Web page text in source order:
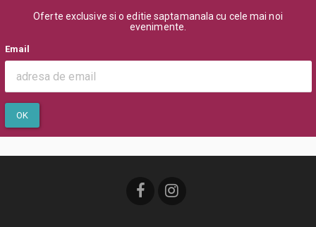
Oferte exclusive si o editie saptamanala cu cele mai noi
evenimente.
Email
OK